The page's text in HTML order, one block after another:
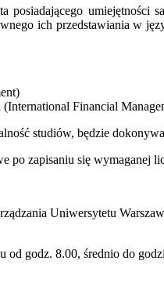
posiadającego
ich przedstawiania w
Financial
studiów, będzie
po zapisaniu się wymaganej
Uniwersytetu
od godz. 8.00, średnio do